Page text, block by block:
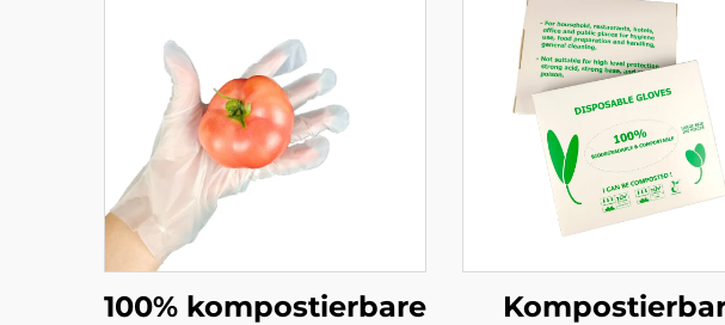
100% kompostierbare